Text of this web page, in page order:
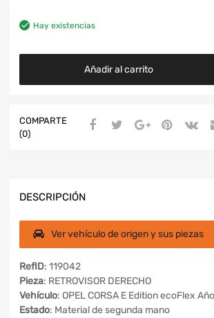
Hay existencias
Añadir al carrito
COMPARTE
(0)
DESCRIPCIÓN
Ver vehículo de origen y sus piezas
RefID: 119042
Pieza: RETROVISOR DERECHO
Vehículo: OPEL CORSA E Edition ecoFlex
Estado: Material de segunda mano